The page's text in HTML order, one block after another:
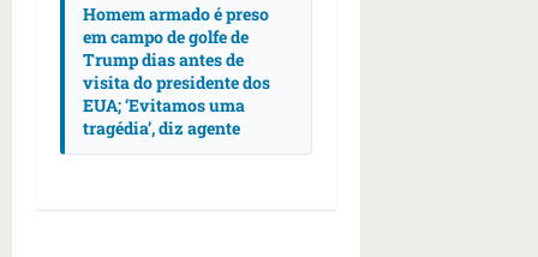
Homem armado é preso
em campo de golfe de
Trump dias antes de
visita do presidente dos
EUA; ‘Evitamos uma
tragédia’, diz agente